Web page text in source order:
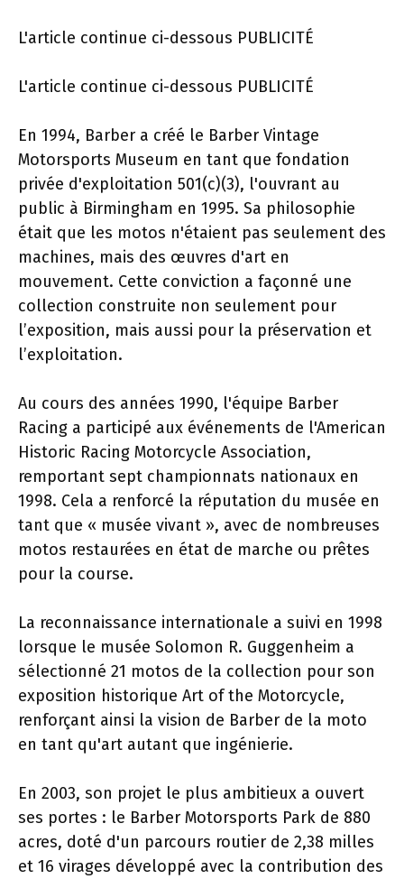
L'article continue ci-dessous PUBLICITÉ
L'article continue ci-dessous PUBLICITÉ
En 1994, Barber a créé le Barber Vintage
Motorsports Museum en tant que fondation
privée d'exploitation 501(c)(3), l'ouvrant au
public à Birmingham en 1995. Sa philosophie
était que les motos n'étaient pas seulement des
machines, mais des œuvres d'art en
mouvement. Cette conviction a façonné une
collection construite non seulement pour
l’exposition, mais aussi pour la préservation et
l’exploitation.
Au cours des années 1990, l'équipe Barber
Racing a participé aux événements de l'American
Historic Racing Motorcycle Association,
remportant sept championnats nationaux en
1998. Cela a renforcé la réputation du musée en
tant que « musée vivant », avec de nombreuses
motos restaurées en état de marche ou prêtes
pour la course.
La reconnaissance internationale a suivi en 1998
lorsque le musée Solomon R. Guggenheim a
sélectionné 21 motos de la collection pour son
exposition historique Art of the Motorcycle,
renforçant ainsi la vision de Barber de la moto
en tant qu'art autant que ingénierie.
En 2003, son projet le plus ambitieux a ouvert
ses portes : le Barber Motorsports Park de 880
acres, doté d'un parcours routier de 2,38 milles
et 16 virages développé avec la contribution des